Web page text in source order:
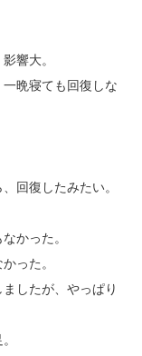
響大。
晩寝ても回復しな
回復したみたい。
かった。
った。
したが、やっぱり